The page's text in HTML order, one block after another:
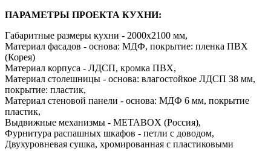
ПАРАМЕТРЫ ПРОЕКТА КУХНИ:
Габаритные размеры кухни - 2000х2100 мм,
Материал фасадов - основа: МДФ, покрытие: пленка ПВХ
(Корея)
Материал корпуса - ЛДСП, кромка ПВХ,
Материал столешницы - основа: влагостойкое ЛДСП 38 мм,
покрытие: пластик,
Материал стеновой панели - основа: МДФ 6 мм, покрытие
пластик,
Выдвижные механизмы - METABOX (Россия),
Фурнитура распашных шкафов - петли с доводом,
Двухуровневая сушка, хромированная с пластиковыми